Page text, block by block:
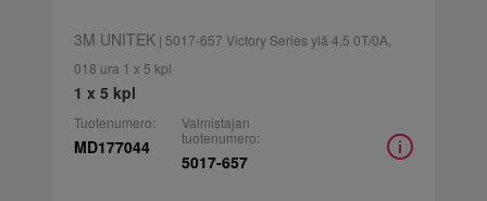
3M UNITEK| 5017-657 Victory Series ylä 4,5 0T/0A,
018 ura 1 x 5 kpl
1 x 5 kpl
Tuotenumero:
MD177044
Valmistajan
tuotenumero:
5017-657